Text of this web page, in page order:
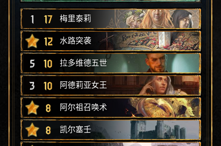
1 17 梅里泰莉
12 水路突袭
5 10 拉多维德五世
3 10 阿德莉亚女王
8 阿尔祖召唤术
8 凯尔塞壬